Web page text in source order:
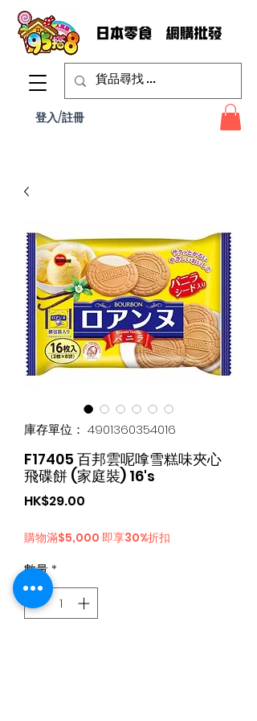
登入/註冊
庫存單位： 4901360354016
F17405 百邦雲呢嗱雪糕味夾心
飛碟餅 (家庭裝) 16's
HK$29.00
購物滿$5,000 即享30%折扣
數量*